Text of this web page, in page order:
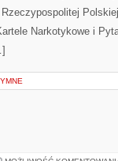
Narkotykowe i